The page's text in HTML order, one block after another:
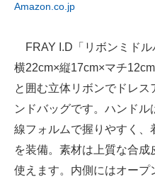
Amazon.co.jp
FRAY I.D「リボンミドル
横22cm×縦17cm×マチ
と囲む立体リボンでドレ
ンドバッグです。ハンド
線フォルムで握りやすく
を装備。素材は上質な合成
使えます。内側にはオー